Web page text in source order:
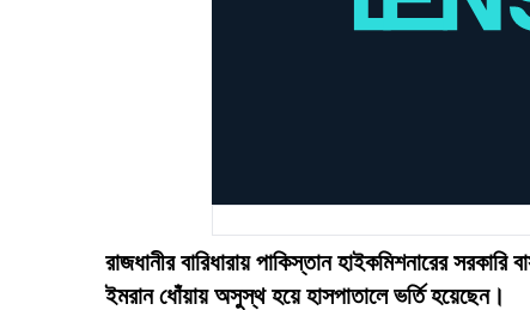
রাজধানীর বারিধারায় পাকিস্তান হাইকমিশনারের
ইমরান ধোঁয়ায় অসুস্থ হয়ে হাসপাতালে ভর্তি হয়েছেন।